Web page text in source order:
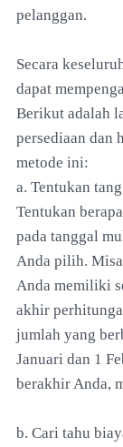
pelanggan.
Secara
dapat
Berikut adalah
persediaan dan
metode ini:
a. Tentukan
Tentukan
pada tanggal
Anda pilih.
Anda memiliki
akhir
jumlah yang
Januari dan 1
berakhir Anda,
b. Cari tahu